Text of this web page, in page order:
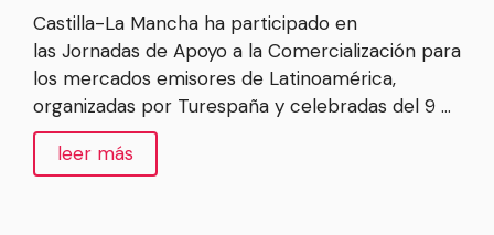
Castilla-La Mancha ha participado en
las Jornadas de Apoyo a la Comercialización para
los mercados emisores de Latinoamérica,
organizadas por Turespaña y celebradas del 9 …
leer más